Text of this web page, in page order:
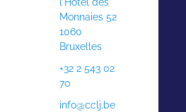
l'Hôtel des
Monnaies 52
1060
Bruxelles
+32 2 543 02
70
info@cclj.be